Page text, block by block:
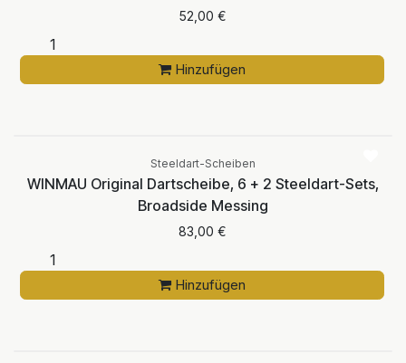
52,00 €
Hinzufügen
Steeldart-Scheiben
WINMAU Original Dartscheibe, 6 + 2 Steeldart-Sets,
Broadside Messing
83,00 €
Hinzufügen